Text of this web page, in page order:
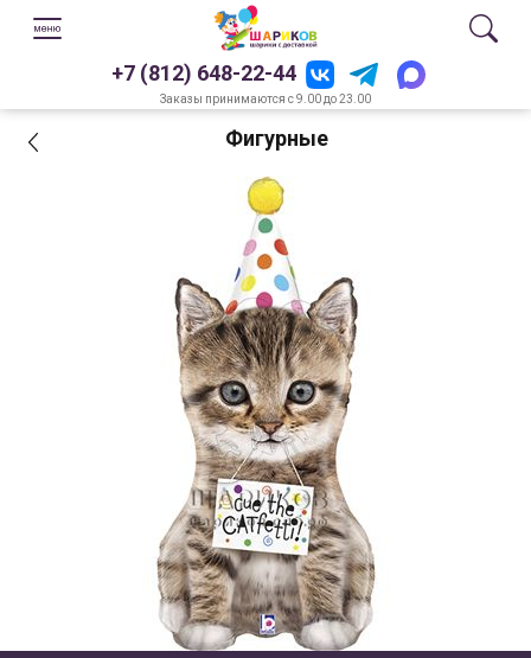
+7 (812) 648-22-44
Заказы принимаются с 9.00 до 23.00
Фигурные